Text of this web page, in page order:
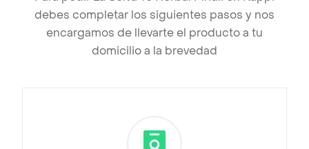
debes completar los siguientes pasos y nos
encargamos de llevarte el producto a tu
domicilio a la brevedad